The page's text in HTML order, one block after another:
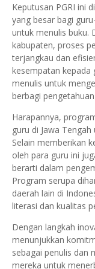
Keputusan PGRI ini
yang besar bagi
untuk menulis buku.
kabupaten, proses
terjangkau dan
kesempatan kepada
menulis untuk
berbagi
Harapannya,
guru di Jawa
Selain memberikan
oleh para guru ini
berarti dalam
Program serupa
daerah lain di
literasi dan kualitas
Dengan langkah
menunjukkan
sebagai penulis dan
mereka untuk